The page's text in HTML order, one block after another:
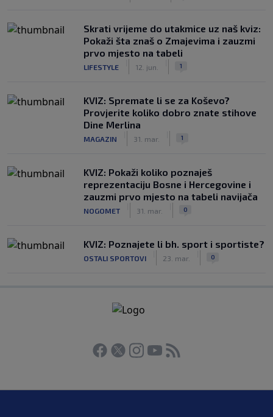
Skrati vrijeme do utakmice uz naš kviz:
Pokaži šta znaš o Zmajevima i zauzmi
prvo mjesto na tabeli
LIFESTYLE 12. jun. 1
KVIZ: Spremate li se za Koševo?
Provjerite koliko dobro znate stihove
Dine Merlina
MAGAZIN 31. mar. 1
KVIZ: Pokaži koliko poznaješ
reprezentaciju Bosne i Hercegovine i
zauzmi prvo mjesto na tabeli navijača
NOGOMET 31. mar. 0
KVIZ: Poznajete li bh. sport i sportiste?
OSTALI SPORTOVI 23. mar. 0